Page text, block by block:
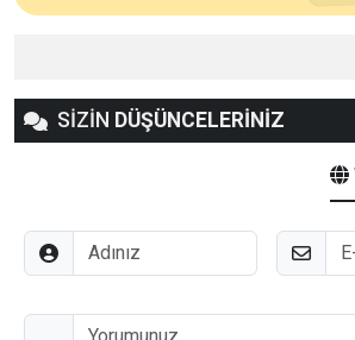
SİZİN DÜŞÜNCELERİNİZ
Adınız E-Posta
Düşünceleriniz